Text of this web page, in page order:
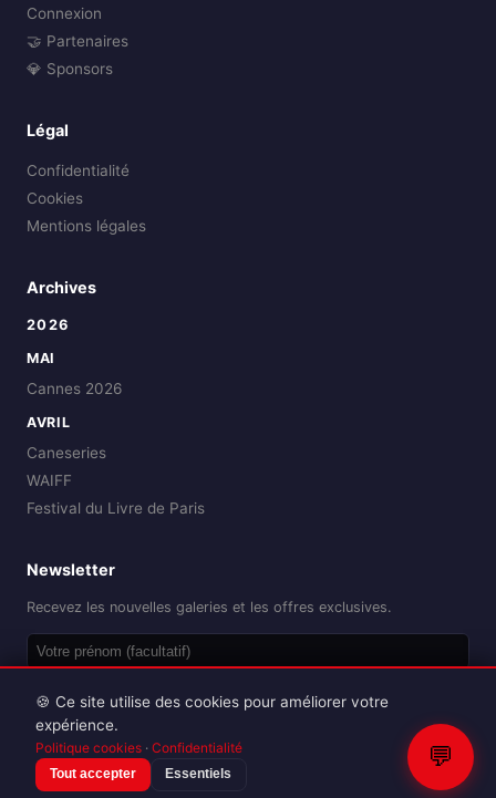
Connexion
🤝 Partenaires
💎 Sponsors
Légal
Confidentialité
Cookies
Mentions légales
Archives
2026
MAI
Cannes 2026
AVRIL
Caneseries
WAIFF
Festival du Livre de Paris
Newsletter
Recevez les nouvelles galeries et les offres exclusives.
Reproduction interdite sans autorisation.
💬
🍪 Ce site utilise des cookies pour améliorer votre
expérience.
Politique cookies · Confidentialité
Tout accepter Essentiels